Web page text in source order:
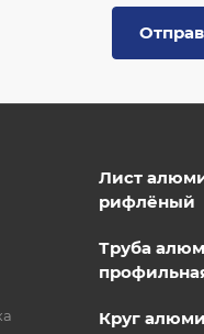
Лист
рифлёный
Труба
Круг